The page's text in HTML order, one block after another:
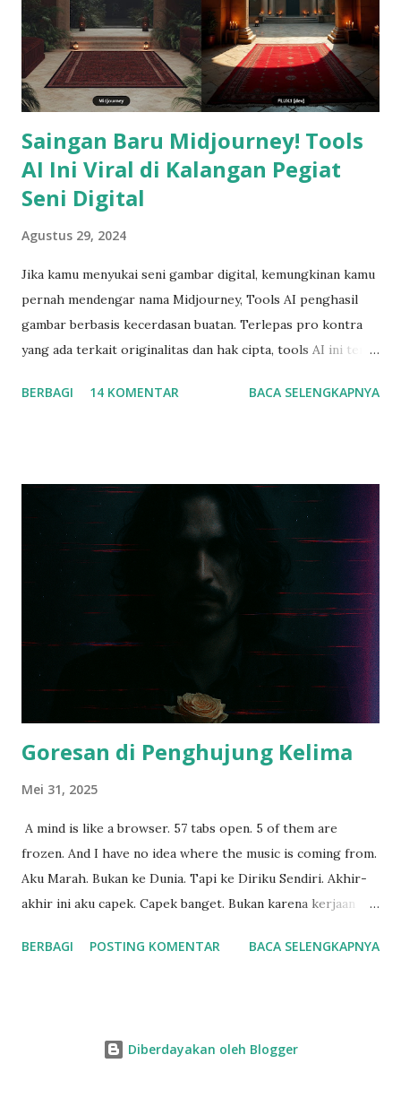
nonton puluhan video di Youtube tentang bagaimana
membuat Goals yang 'benar'. Aku catat poin pentingnya. Aku
sesuaikan dengan kebiasaan dan kebutuhanku. Dan mulai aku
rumuskan satu per satu. Ada 8 areal hidup di tahun ini yang
jadi...
Saingan Baru Midjourney! Tools
AI Ini Viral di Kalangan Pegiat
Seni Digital
Agustus 29, 2024
Jika kamu menyukai seni gambar digital, kemungkinan kamu
pernah mendengar nama Midjourney, Tools AI penghasil
gambar berbasis kecerdasan buatan. Terlepas pro kontra
yang ada terkait originalitas dan hak cipta, tools AI ini terus
yang semakin mirip dengan aslinya. Tapi sejak awal Agustus
untuk hasilkan gambar yang memiliki akurasi tinggi, hampir
mirip kayak gambar aslinya. Jadi banyak banget profesional
kreatif dan penggemar seni yang mulai pindah ke alat baru
ini, dan setelah aku amati postingan mereka, aku jadi
enggak heran sih sama si Flux ini. Dengan kemampuan
fotorealistik dan fitur-fiturnya yang keren, Flux cepet
banget dapet reputasi sebagai game-changer di dunia seni
digital. Sampai-sampai, Midjourney yang udah lama jadi raja
mulai kebanting. RAJA PEMBUAT GAMBAR,...
BERBAGI 14 KOMENTAR BACA SELENGKAPNYA
Goresan di Penghujung Kelima
Mei 31, 2025
A mind is like a browser. 57 tabs open. 5 of them are
frozen. And I have no idea where the music is coming from.
Aku Marah. Bukan ke Dunia. Tapi ke Diriku Sendiri. Akhir-
akhir ini aku capek. Capek banget. Bukan karena kerjaan
benar fokus. Semua terasa setengah-setengah. Semua
Dari niat ngerjain ke... malah rebahan. Dan ini bukan cuma
BERBAGI POSTING KOMENTAR BACA SELENGKAPNYA
Diberdayakan oleh Blogger